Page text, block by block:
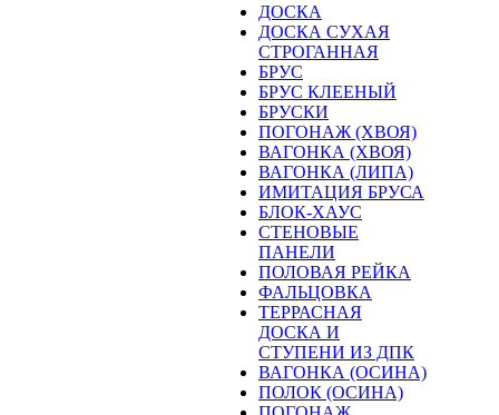
ДОСКА
ДОСКА СУХАЯ
СТРОГАННАЯ
БРУС
БРУС КЛЕЕНЫЙ
БРУСКИ
ПОГОНАЖ (ХВОЯ)
ВАГОНКА (ХВОЯ)
ВАГОНКА (ЛИПА)
ИМИТАЦИЯ БРУСА
БЛОК-ХАУС
СТЕНОВЫЕ
ПАНЕЛИ
ПОЛОВАЯ РЕЙКА
ФАЛЬЦОВКА
ТЕРРАСНАЯ
ДОСКА И
СТУПЕНИ ИЗ ДПК
ВАГОНКА (ОСИНА)
ПОЛОК (ОСИНА)